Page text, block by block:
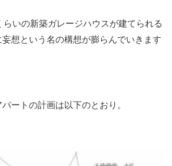
らいの新築ガレージハウスが建てられる
想という名の構想が膨らんでいきます
ートの計画は以下のとおり。